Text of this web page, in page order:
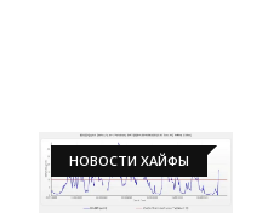
НОВОСТИ ХАЙФЫ